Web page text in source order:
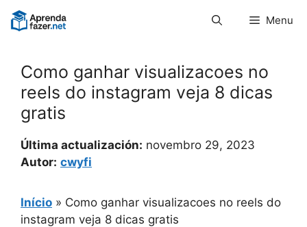
Pular
para
Menu
Como ganhar visualizacoes no
reels do instagram veja 8 dicas
gratis
Última actualización: novembro 29, 2023
Autor: cwyfi
Início » Como ganhar visualizacoes no reels do
instagram veja 8 dicas gratis